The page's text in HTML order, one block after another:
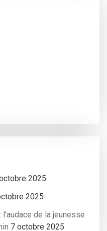
2025
2025
l’audace de la jeunesse
7 octobre 2025